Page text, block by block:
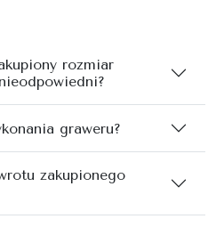
rozmiar
graweru?
zakupionego